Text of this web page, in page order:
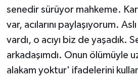
senedir sürüyor mahkeme.
var, acılarını paylaşıyorum.
vardı, o acıyı biz de yaşadık.
arkadaşımdı. Onun ölümüyle
alakam yoktur' ifadelerini